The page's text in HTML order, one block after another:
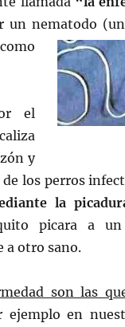
un nematodo
el
y
los perros
la
picara a un
a otro sano.
son las
ejemplo en